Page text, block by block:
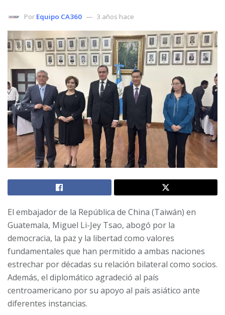
Por Equipo CA360 3 años hace
El embajador de la República de China (Taiwán) en
Guatemala, Miguel Li-Jey Tsao, abogó por la
democracia, la paz y la libertad como valores
fundamentales que han permitido a ambas naciones
estrechar por décadas su relación bilateral como socios.
Además, el diplomático agradeció al país
centroamericano por su apoyo al país asiático ante
diferentes instancias.